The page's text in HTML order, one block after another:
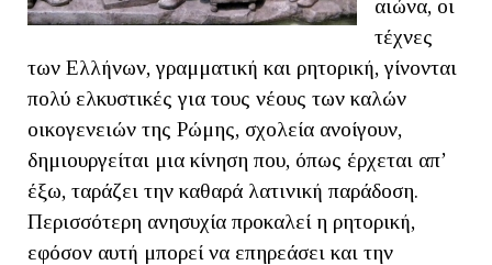
αιώνα, οι
τέχνες
των Ελλήνων, γραμματική και ρητορική, γίνονται
πολύ ελκυστικές για τους νέους των καλών
οικογενειών της Ρώμης, σχολεία ανοίγουν,
δημιουργείται μια κίνηση που, όπως έρχεται απ’
έξω, ταράζει την καθαρά λατινική παράδοση.
Περισσότερη ανησυχία προκαλεί η ρητορική,
εφόσον αυτή μπορεί να επηρεάσει και την